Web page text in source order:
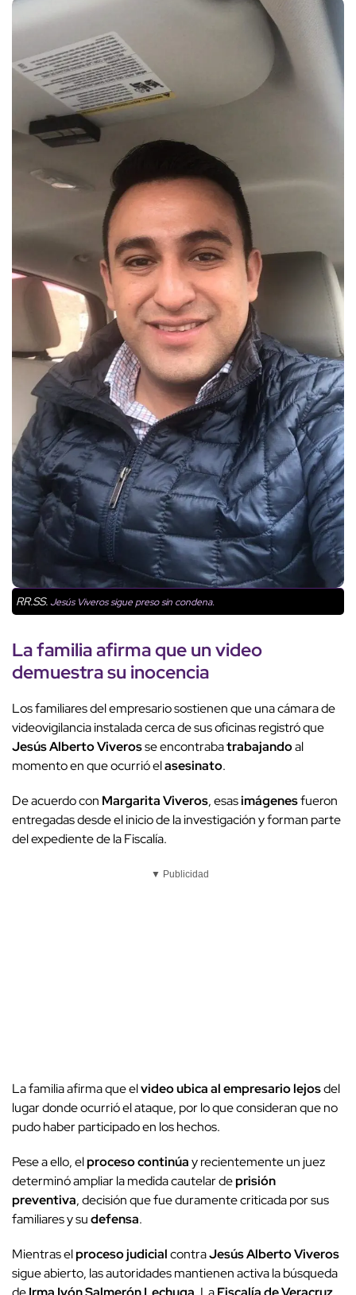
RR.SS.Jesús Viveros sigue preso sin condena.
La familia afirma que unvideo
demuestra su inocencia
Los familiares del empresario sostienen que una cámara de
videovigilancia instalada cerca de sus oficinas registró que
Jesús Alberto Viverosse encontrabatrabajandoal
momento en que ocurrió elasesinato.
De acuerdo con Margarita Viveros, esasimágenesfueron
entregadas desde el inicio de la investigación y forman parte
del expediente de la Fiscalía.
▼ Publicidad
La familia afirma que elvideoubica al empresario lejosdel
lugar donde ocurrió el ataque, por lo que consideran que no
pudo haber participado en los hechos.
Pese a ello, elproceso continúay recientemente un juez
determinó ampliar la medida cautelar deprisión
preventiva, decisión que fue duramente criticada por sus
familiares y sudefensa.
Mientras elproceso judicialcontraJesús Alberto Viveros
sigue abierto, las autoridades mantienen activa la búsqueda